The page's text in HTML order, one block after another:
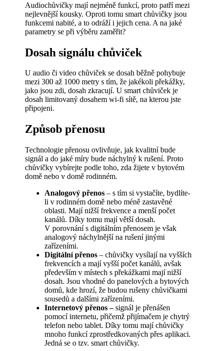
Audiochůvičky mají nejméně funkcí, proto patří mezi
nejlevnější kousky. Oproti tomu smart chůvičky jsou
funkcemi nabité, a to odráží i jejich cena. A na jaké
parametry se při výběru zaměřit?
Dosah signálu chůviček
U audio či video chůviček se dosah běžně pohybuje
mezi 300 až 1000 metry s tím, že jakékoli překážky,
jako jsou zdi, dosah zkracují. U smart chůviček je
dosah limitovaný dosahem wi-fi sítě, na kterou jste
připojeni.
Způsob přenosu
Technologie přenosu ovlivňuje, jak kvalitní bude
signál a do jaké míry bude náchylný k rušení. Proto
chůvičky vybírejte podle toho, zda žijete v bytovém
domě nebo v domě rodinném.
Analogový přenos – s tím si vystačíte, bydlíte-
li v rodinném domě nebo méně zastavěné
oblasti. Mají nižší frekvence a menší počet
kanálů. Díky tomu mají větší dosah.
V porovnání s digitálním přenosem je však
analogový náchylnější na rušení jinými
zařízeními.
Digitální přenos – chůvičky vysílají na vyšších
frekvencích a mají vyšší počet kanálů, avšak
především v místech s překážkami mají nižší
dosah. Jsou vhodné do panelových a bytových
domů, kde hrozí, že budou rušeny chůvičkami
sousedů a dalšími zařízeními.
Internetový přenos –signál je přenášen
pomocí internetu, přičemž přijímačem je chytrý
telefon nebo tablet. Díky tomu mají chůvičky
mnoho funkcí zprostředkovaných přes aplikaci.
Jedná se o tzv. smart chůvičky.